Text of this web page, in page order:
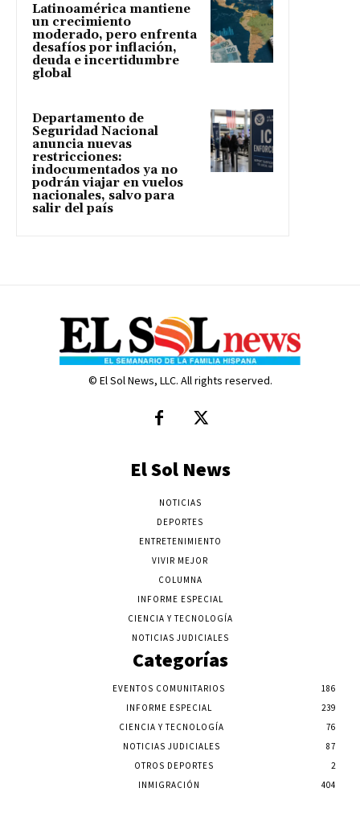
Latinoamérica mantiene
un crecimiento
moderado, pero enfrenta
desafíos por inflación,
deuda e incertidumbre
global
Departamento de
Seguridad Nacional
anuncia nuevas
restricciones:
indocumentados ya no
podrán viajar en vuelos
nacionales, salvo para
salir del país
© El Sol News, LLC. All rights reserved.
El Sol News
NOTICIAS
DEPORTES
ENTRETENIMIENTO
VIVIR MEJOR
COLUMNA
INFORME ESPECIAL
CIENCIA Y TECNOLOGÍA
NOTICIAS JUDICIALES
Categorías
EVENTOS COMUNITARIOS
186
INFORME ESPECIAL
239
CIENCIA Y TECNOLOGÍA
76
NOTICIAS JUDICIALES
87
OTROS DEPORTES
2
INMIGRACIÓN
404